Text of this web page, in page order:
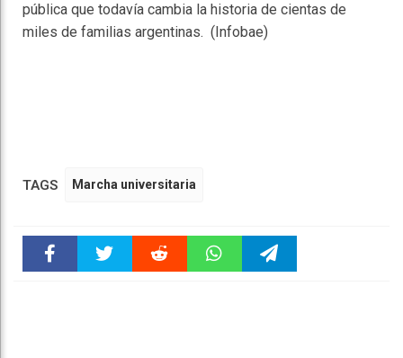
pública que todavía cambia la historia de cientas de
miles de familias argentinas. (Infobae)
TAGS Marcha universitaria